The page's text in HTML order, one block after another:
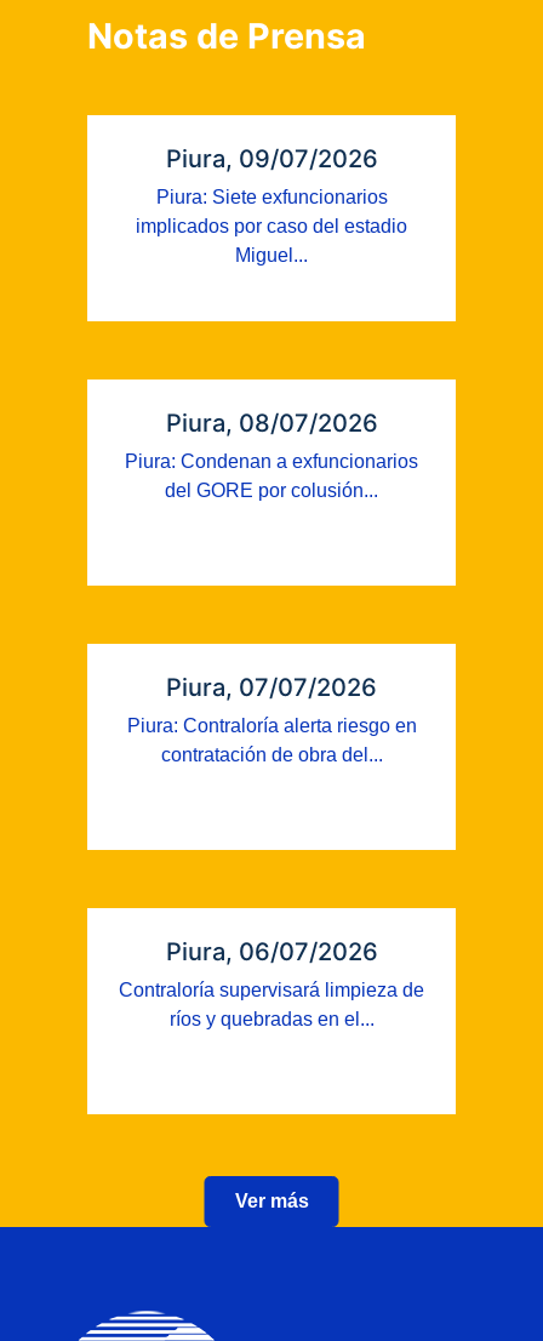
Notas de Prensa
Piura, 09/07/2026
Piura: Siete exfuncionarios
implicados por caso del estadio
Miguel...
Piura, 08/07/2026
Piura: Condenan a exfuncionarios
del GORE por colusión...
Piura, 07/07/2026
Piura: Contraloría alerta riesgo en
contratación de obra del...
Piura, 06/07/2026
Contraloría supervisará limpieza de
ríos y quebradas en el...
Ver más